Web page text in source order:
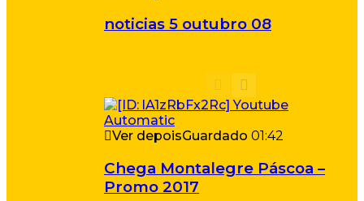
noticias 5 outubro 08
Ver depoisGuardado 01:42
Chega Montalegre Páscoa –
Promo 2017